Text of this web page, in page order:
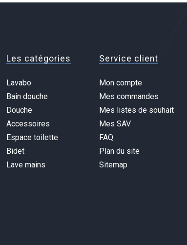
Les catégories
Lavabo
Bain douche
Douche
Accessoires
Espace toilette
Bidet
Lave mains
Service client
Mon compte
Mes commandes
Mes listes de souhait
Mes SAV
FAQ
Plan du site
Sitemap